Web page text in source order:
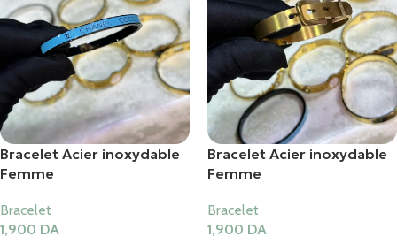
Bracelet Acier inoxydable
Femme
Bracelet
1,900 DA
Bracelet Acier inoxydable
Femme
Bracelet
1,900 DA